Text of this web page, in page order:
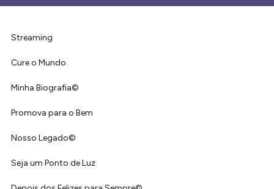
Streaming
Cure o Mundo
Minha Biografia©
Promova para o Bem
Nosso Legado©
Seja um Ponto de Luz